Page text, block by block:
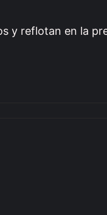
y reflotan en la